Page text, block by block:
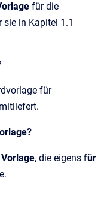
für die
in Kapitel 1.1
für
Vorlage, die eigens für